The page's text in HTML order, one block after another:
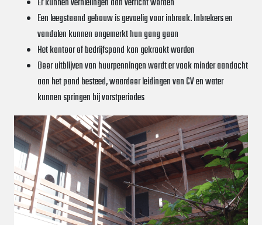
Een leegstaand gebouw is gevoelig voor inbraak. Inbrekers en
vandalen kunnen ongemerkt hun gang gaan
Het kantoor of bedrijfspand kan gekraakt worden
Door uitblijven van huurpenningen wordt er vaak minder aandacht
aan het pand besteed, waardoor leidingen van CV en water
kunnen springen bij vorstperiodes